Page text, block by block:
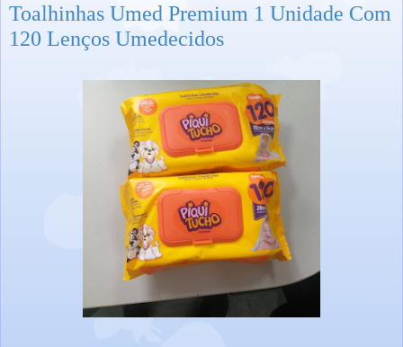
Toalhinhas Umed Premium 1 Unidade Com
120 Lenços Umedecidos